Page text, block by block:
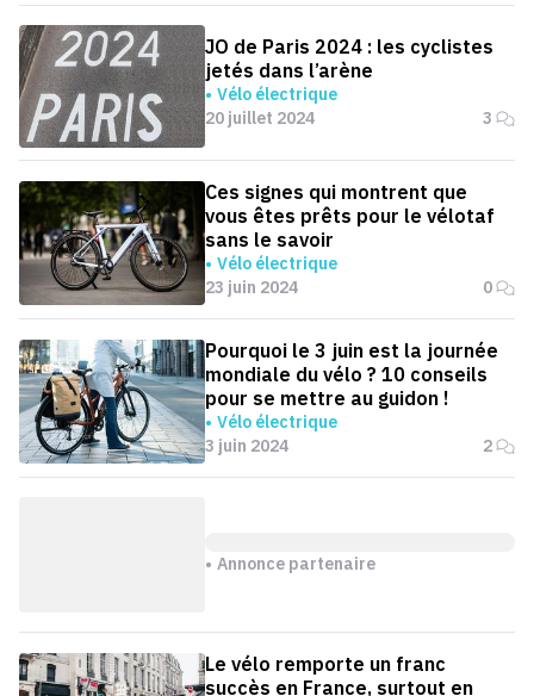
JO de Paris 2024 : les cyclistes
jetés dans l’arène
Vélo électrique
20 juillet 2024
3
Ces signes qui montrent que
vous êtes prêts pour le vélotaf
sans le savoir
Vélo électrique
23 juin 2024
0
Pourquoi le 3 juin est la journée
mondiale du vélo ? 10 conseils
pour se mettre au guidon !
Vélo électrique
3 juin 2024
2
Annonce partenaire
Le vélo remporte un franc
succès en France, surtout en